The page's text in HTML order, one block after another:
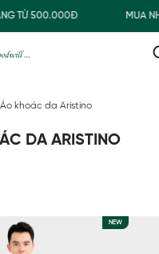
TỪ 500.000Đ MUA
Áo khoác da Aristino
DA ARISTINO
NEW